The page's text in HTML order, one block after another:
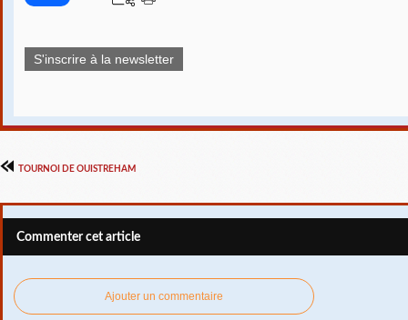
S'inscrire à la newsletter
TOURNOI DE OUISTREHAM
Commenter cet article
Ajouter un commentaire